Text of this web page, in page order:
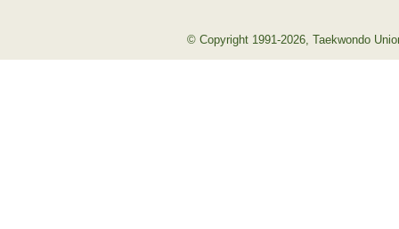
© Copyright 1991-2026, Taekwondo